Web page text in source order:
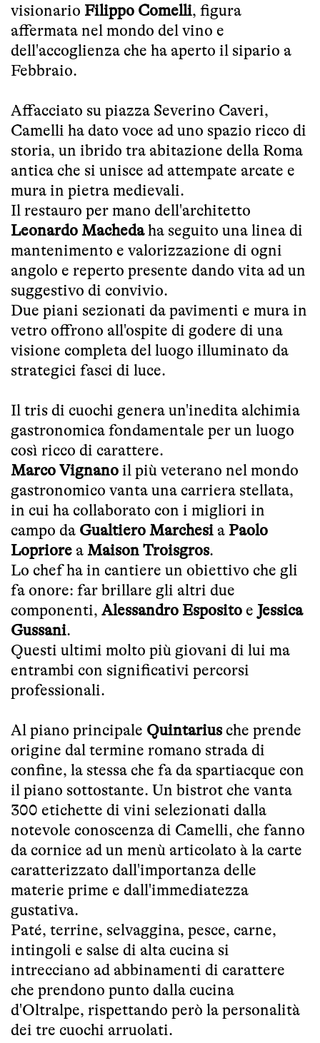
visionario Filippo Comelli, figura
affermata nel mondo del vino e
dell'accoglienza che ha aperto il sipario a
Febbraio.
Affacciato su piazza Severino Caveri,
Camelli ha dato voce ad uno spazio ricco di
storia, un ibrido tra abitazione della Roma
antica che si unisce ad attempate arcate e
mura in pietra medievali.
Il restauro per mano dell'architetto
Leonardo Machedaha seguito una linea di
mantenimento e valorizzazione di ogni
angolo e reperto presente dando vita ad un
suggestivo di convivio.
Due piani sezionati da pavimenti e mura in
vetro offrono all'ospite di godere di una
visione completa del luogo illuminato da
strategici fasci di luce.
Il tris di cuochi genera un'inedita alchimia
gastronomica fondamentale per un luogo
così ricco di carattere.
Marco Vignano il più veterano nel mondo
gastronomico vanta una carriera stellata,
in cui ha collaborato con i migliori in
campo da Gualtiero Marchesi a Paolo
Lopriore a Maison Troisgros.
Lo chef ha in cantiere un obiettivo che gli
fa onore: far brillare gli altri due
componenti, Alessandro Esposito e Jessica
Gussani.
Questi ultimi molto più giovani di lui ma
entrambi con significativi percorsi
professionali.
Al piano principale Quintariusche prende
origine dal termine romano strada di
confine, la stessa che fa da spartiacque con
il piano sottostante. Un bistrot che vanta
300 etichette di vini selezionati dalla
notevole conoscenza di Camelli, che fanno
da cornice ad un menù articolato à la carte
caratterizzato dall'importanza delle
materie prime e dall'immediatezza
gustativa.
Paté, terrine, selvaggina, pesce, carne,
intingoli e salse di alta cucina si
intrecciano ad abbinamenti di carattere
che prendono punto dalla cucina
d'Oltralpe, rispettando però la personalità
dei tre cuochi arruolati.